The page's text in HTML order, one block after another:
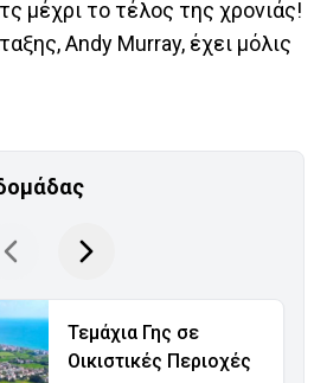
μέχρι το τέλος της χρονιάς!
Andy Murray, έχει μόλις
Τεμάχια Γης σε
Οικιστικές Περιοχές